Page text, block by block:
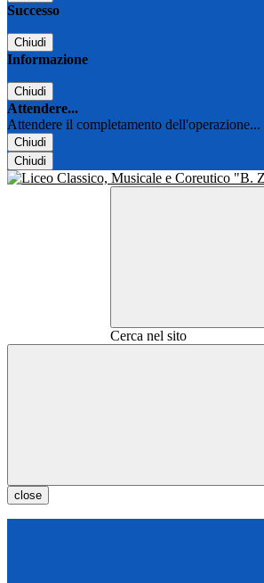
Successo
Chiudi
Informazione
Chiudi
Attendere...
Attendere il completamento dell'operazione...
Chiudi
Chiudi
Cerca nel sito
close